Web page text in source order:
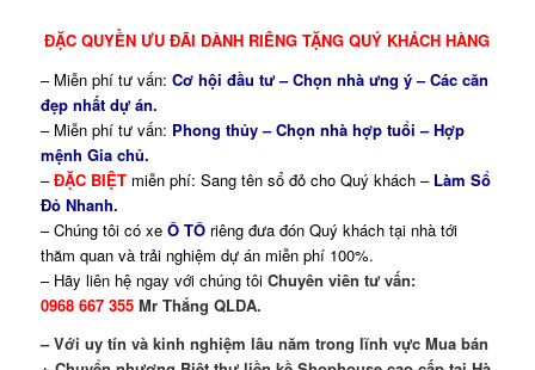
ĐẶC QUYỀN ƯU ĐÃI DÀNH RIÊNG TẶNG QUÝ KHÁCH HÀNG
– Miễn phí tư vấn: Cơ hội đầu tư – Chọn nhà ưng ý – Các căn
đẹp nhất dự án.
– Miễn phí tư vấn: Phong thủy – Chọn nhà hợp tuổi – Hợp
mệnh Gia chủ.
–ĐẶC BIỆTmiễn phí: Sang tên sổ đỏ cho Quý khách – Làm Sổ
Đỏ Nhanh.
– Chúng tôi có xe Ô TÔriêng đưa đón Quý khách tại nhà tới
thăm quan và trải nghiệm dự án miễn phí 100%.
– Hãy liên hệ ngay với chúng tôi Chuyên viên tư vấn:
0968 667 355Mr Thắng QLDA.
– Với uy tín và kinh nghiệm lâu năm trong lĩnh vực Mua bán